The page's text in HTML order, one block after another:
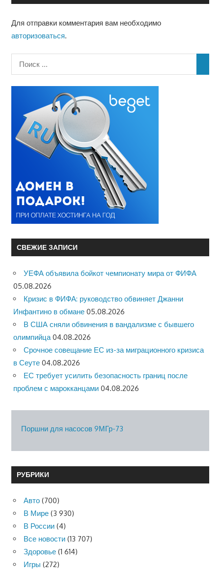
Для отправки комментария вам необходимо
авторизоваться.
СВЕЖИЕ ЗАПИСИ
УЕФА объявила бойкот чемпионату мира от ФИФА
05.08.2026
Кризис в ФИФА: руководство обвиняет Джанни
Инфантино в обмане 05.08.2026
В США сняли обвинения в вандализме с бывшего
олимпийца 04.08.2026
Срочное совещание ЕС из-за миграционного кризиса
в Сеуте 04.08.2026
ЕС требует усилить безопасность границ после
проблем с марокканцами 04.08.2026
Поршни для насосов 9МГр-73
РУБРИКИ
Авто (700)
В Мире (3 930)
В России (4)
Все новости (13 707)
Здоровье (1 614)
Игры (272)